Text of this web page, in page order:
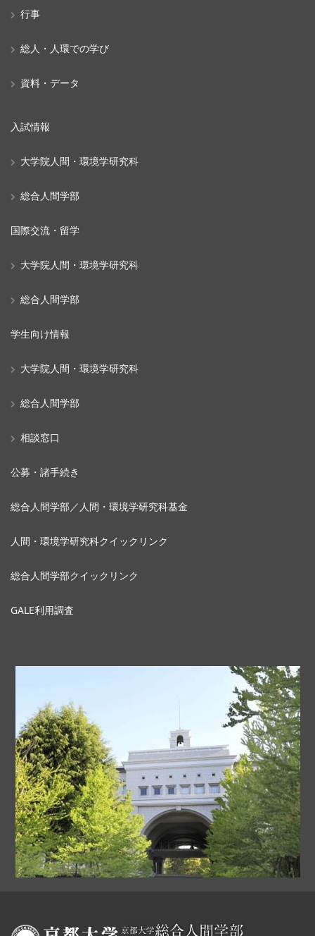
行事
総人・人環での学び
資料・データ
入試情報
大学院人間・環境学研究科
総合人間学部
国際交流・留学
大学院人間・環境学研究科
総合人間学部
学生向け情報
大学院人間・環境学研究科
総合人間学部
相談窓口
公募・諸手続き
総合人間学部／人間・環境学研究科基金
人間・環境学研究科クイックリンク
総合人間学部クイックリンク
GALE利用調査